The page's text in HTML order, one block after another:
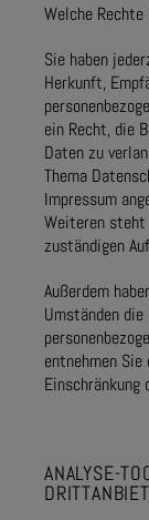
Welche
Sie haben
Herkunft,
ein Recht, die
Daten zu
Thema
Impressum
Weiteren steht
zuständigen
Außerdem
Umständen
entnehmen
Einschränkung
ANALYSE-